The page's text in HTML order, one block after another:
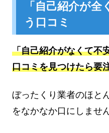
「自己紹介が
う口コミ
「自己紹介がなくて不
口コミを見つけたら要
ぼったくり業者のほと
をなかなか口にしません